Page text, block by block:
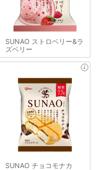
SUNAO ストロベリー&ラ
ズベリー
SUNAO チョコモナカ